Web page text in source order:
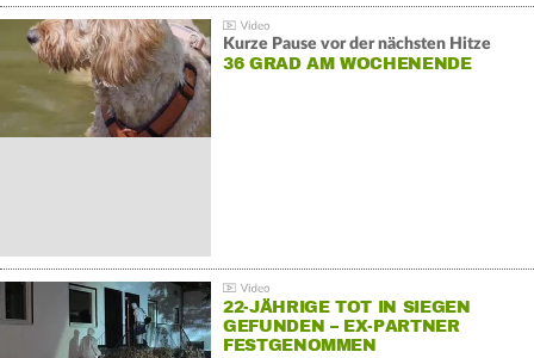
Kurze Pause vor der nächsten Hitze
36 GRAD AM WOCHENENDE
22-JÄHRIGE TOT IN SIEGEN
GEFUNDEN – EX-PARTNER
FESTGENOMMEN